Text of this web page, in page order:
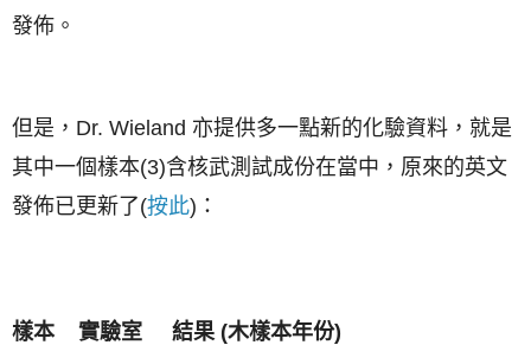
發佈。
但是，Dr. Wieland 亦提供多一點新的化驗資料，就是
其中一個樣本(3)含核武測試成份在當中， 原來的英文
發佈已更新了(按此)：
樣本 實驗室 結果 (木樣本年份)